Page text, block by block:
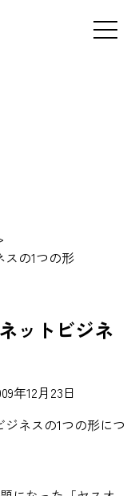
の1つの形
ットビジネ
年12月23日
ネスの1つの形につ